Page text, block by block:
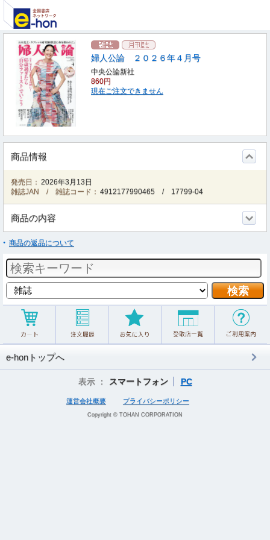
婦人公論 ２０２６年４月号
中央公論新社
860円
現在ご注文できません
商品情報
発売日： 2026年3月13日
雑誌JAN / 雑誌コード： 4912177990465 / 17799-04
商品の内容
商品の返品について
e-honトップへ
表示 ： スマートフォン PC
運営会社概要 プライバシーポリシー
Copyright © TOHAN CORPORATION